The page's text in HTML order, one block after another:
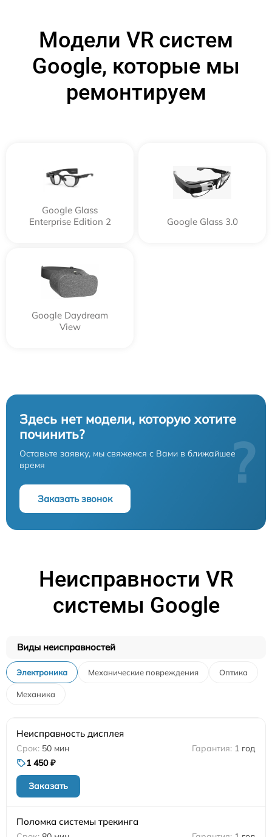
Модели VR систем
Google, которые мы
ремонтируем
Google Glass
Enterprise Edition 2
Google Glass 3.0
Google Daydream
View
Здесь нет модели, которую хотите
починить?
Оставьте заявку, мы свяжемся с Вами в ближайшее
время
Заказать звонок
?
Неисправности VR
системы Google
Виды неисправностей
Электроника Механические повреждения Оптика
Механика
Неисправность дисплея
50 мин
1 год
1 450 ₽
Заказать
Поломка системы трекинга